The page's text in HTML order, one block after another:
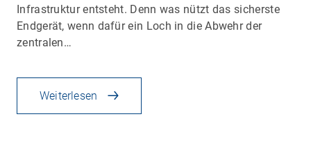
Infrastruktur entsteht. Denn was nützt das sicherste
Endgerät, wenn dafür ein Loch in die Abwehr der
zentralen…
Weiterlesen